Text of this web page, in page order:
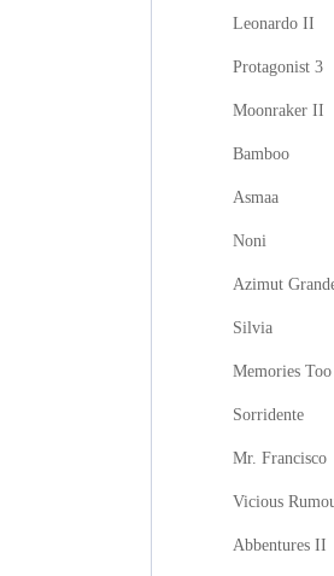
Leonardo II
Protagonist 3
Moonraker II
Bamboo
Asmaa
Noni
Azimut
Silvia
Memories Too
Sorridente
Mr. Francisco
Vicious
Abbentures II